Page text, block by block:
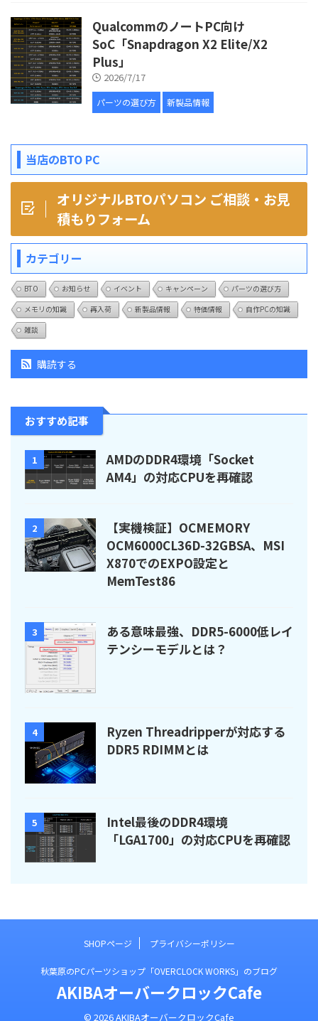
QualcommのノートPC向け
SoC「Snapdragon X2 Elite/X2
Plus」
2026/7/17
パーツの選び方 新製品情報
当店のBTO PC
オリジナルBTOパソコン ご相談・お見
積もりフォーム
カテゴリー
BTO お知らせ イベント キャンペーン
パーツの選び方
メモリの知識
再入荷 新製品情報 特価情報
自作PCの知識
雑談
購読する
おすすめ記事
1
AMDのDDR4環境「Socket
AM4」の対応CPUを再確認
2
【実機検証】OCMEMORY
OCM6000CL36D-32GBSA、MSI
X870でのEXPO設定と
MemTest86
3
ある意味最強、DDR5-6000低レイ
テンシーモデルとは？
4
Ryzen Threadripperが対応する
DDR5 RDIMMとは
5
Intel最後のDDR4環境
「LGA1700」の対応CPUを再確認
SHOPページ プライバシーポリシー
秋葉原のPCパーツショップ「OVERCLOCK WORKS」のブログ
AKIBAオーバークロックCafe
© 2026 AKIBAオーバークロックCafe